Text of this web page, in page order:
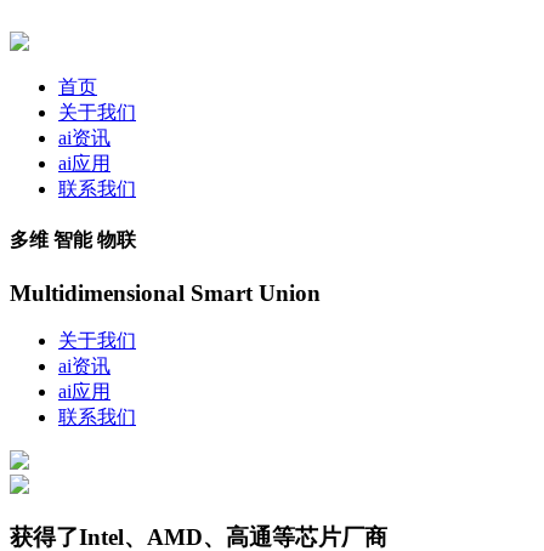
首页
关于我们
ai资讯
ai应用
联系我们
多维 智能 物联
Multidimensional Smart Union
关于我们
ai资讯
ai应用
联系我们
获得了Intel、AMD、高通等芯片厂商